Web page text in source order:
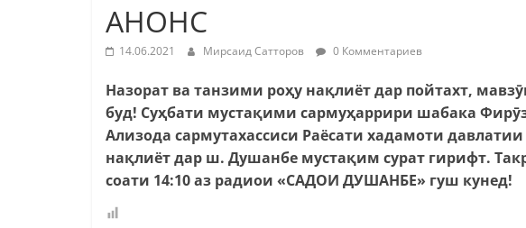
АНОНС
14.06.2021 Мирсаид Сатторов 0 Комментариев
Назорат ва танзими роҳу нақлиёт дар пойтахт,
буд! Суҳбати мустақими сармуҳаррири шабака
Ализода сармутахассиси Раёсати хадамоти
нақлиёт дар ш. Душанбе мустақим сурат гирифт.
соати 14:10 аз радиои «САДОИ ДУШАНБЕ» гуш кунед!